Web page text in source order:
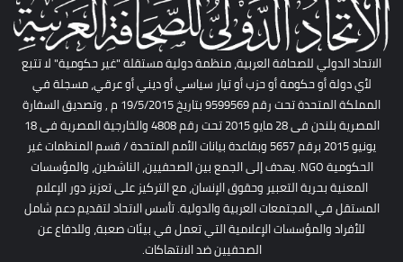
الاتحاد الدولي للصحافة العربية، منظمة دولية مستقلة "غير حكومية" لا تتبع
لأي دولة أو حكومة أو حزب أو تيار سياسي أو ديني أو عرقي، مسجلة في
المملكة المتحدة تحت رقم 9599569 بتاريخ 19/5/2015 م , وتصديق السفارة
المصرية بلندن فى 28 مايو 2015 تحت رقم 4808 والخارجية المصرية فى 18
يونيو 2015 برقم 5657 وبقاعدة بيانات الأمم المتحدة / قسم المنظمات غير
الحكومية NGO. يهدف إلى الجمع بين الصحفيين، الناشطين، والمؤسسات
المعنية بحرية التعبير وحقوق الإنسان، مع التركيز على تعزيز دور الإعلام
المستقل في المجتمعات العربية والدولية. تأسس الاتحاد لتقديم دعم شامل
للأفراد والمؤسسات الإعلامية التي تعمل في بيئات صعبة، وللدفاع عن
الصحفيين ضد الانتهاكات.